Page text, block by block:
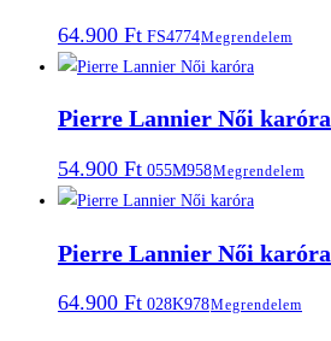
64.900 Ft FS4774Megrendelem
Pierre Lannier Női karóra
54.900 Ft 055M958Megrendelem
Pierre Lannier Női karóra
64.900 Ft 028K978Megrendelem